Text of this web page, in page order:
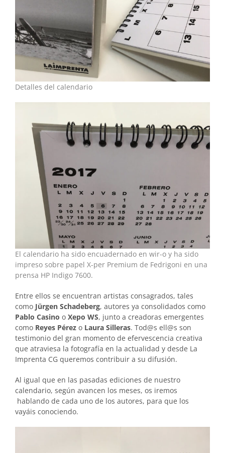
Detalles del calendario
El calendario ha sido encuadernado en wir-o y ha sido
impreso sobre papel X-per Premium de Fedrigoni en una
prensa HP Indigo 7600.
Entre ellos se encuentran artistas consagrados, tales
como Jürgen Schadeberg, autores ya consolidados como
Pablo Casino o Xepo WS, junto a creadoras emergentes
como Reyes Pérez o Laura Silleras. Tod@s ell@s son
testimonio del gran momento de efervescencia creativa
que atraviesa la fotografía en la actualidad y desde La
Imprenta CG queremos contribuir a su difusión.
Al igual que en las pasadas ediciones de nuestro
calendario, según avancen los meses, os iremos
hablando de cada uno de los autores, para que los
vayáis conociendo.